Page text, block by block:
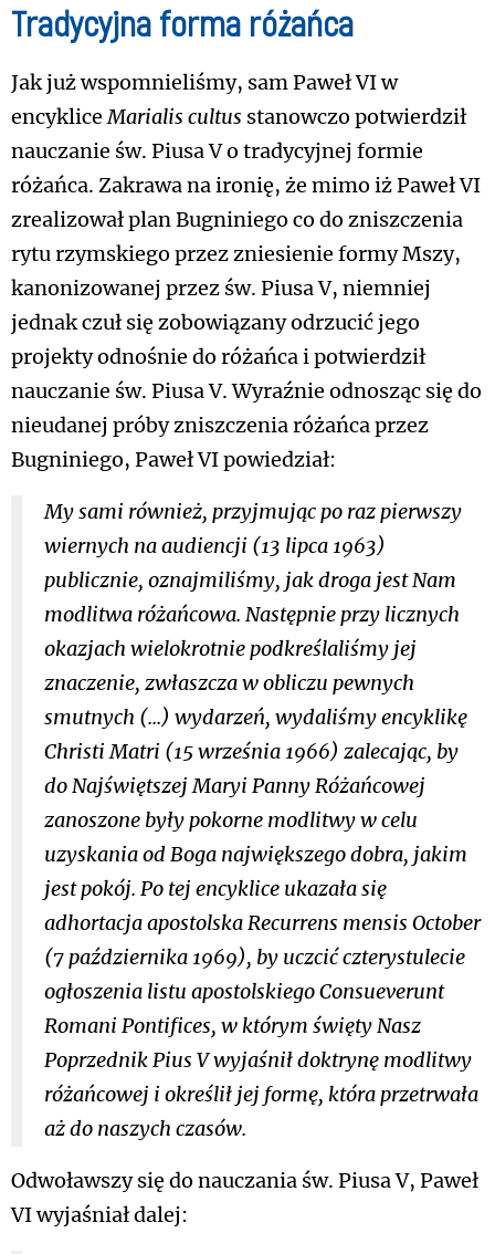
Tradycyjna forma różańca
Jak już wspomnieliśmy, sam Paweł VI w
encykliceMarialis cultus stanowczo potwierdził
nauczanie św. Piusa V o tradycyjnej formie
różańca. Zakrawa na ironię, że mimo iż Paweł VI
zrealizował plan Bugniniego co do zniszczenia
rytu rzymskiego przez zniesienie formy Mszy,
kanonizowanej przez św. Piusa V, niemniej
jednak czuł się zobowiązany odrzucić jego
projekty odnośnie do różańca i potwierdził
nauczanie św. Piusa V. Wyraźnie odnosząc się do
nieudanej próby zniszczenia różańca przez
Bugniniego, Paweł VI powiedział:
My sami również, przyjmując po raz pierwszy
wiernych na audiencji (13 lipca 1963)
publicznie, oznajmiliśmy, jak droga jest Nam
modlitwa różańcowa. Następnie przy licznych
okazjach wielokrotnie podkreślaliśmy jej
znaczenie, zwłaszcza w obliczu pewnych
smutnych (...) wydarzeń, wydaliśmy encyklikę
Christi Matri (15 września 1966) zalecając, by
do Najświętszej Maryi Panny Różańcowej
zanoszone były pokorne modlitwy w celu
uzyskania od Boga największego dobra, jakim
jest pokój. Po tej encyklice ukazała się
adhortacja apostolskaRecurrens mensis October
(7 października 1969), by uczcić czterystulecie
ogłoszenia listu apostolskiegoConsueverunt
Romani Pontifices, w którym święty Nasz
Poprzednik Pius V wyjaśnił doktrynę modlitwy
różańcowej i określił jej formę, która przetrwała
aż do naszych czasów.
Odwoławszy się do nauczania św. Piusa V, Paweł
VI wyjaśniał dalej: